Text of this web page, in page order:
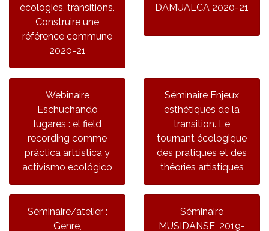
écologies, transitions.
Construire une
référence commune
2020-21
DAMUALCA 2020-21
Webinaire
Eschuchando
lugares : el field
recording comme
práctica art1istica y
activismo ecológico
Séminaire Enjeux
esthétiques de la
transition. Le
tournant écologique
des pratiques et des
théories artistiques
Séminaire/atelier :
Genre,
Séminaire
MUSIDANSE, 2019-